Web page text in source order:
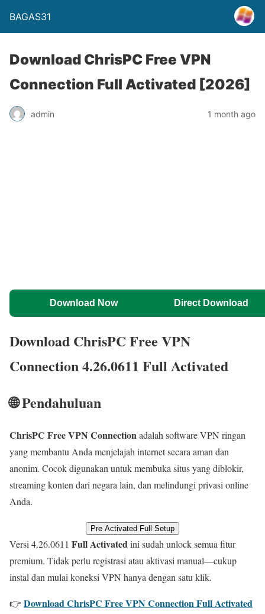
BAGAS31
Download ChrisPC Free VPN
Connection Full Activated [2026]
admin 1 month ago
Download Now Direct Download
Download ChrisPC Free VPN
Connection 4.26.0611 Full Activated
🌐 Pendahuluan
ChrisPC Free VPN Connectionadalah software VPN ringan
yang membantu Anda menjelajah internet secara aman dan
anonim. Cocok digunakan untuk membuka situs yang diblokir,
streaming konten dari negara lain, dan melindungi privasi online
Anda.
Pre Activated Full Setup
Versi 4.26.0611 Full Activatedini sudah unlock semua fitur
premium. Tidak perlu registrasi atau aktivasi manual—cukup
instal dan mulai koneksi VPN hanya dengan satu klik.
👉 Download ChrisPC Free VPN Connection Full Activated